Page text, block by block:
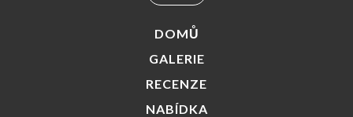
DOMŮ
GALERIE
RECENZE
NABÍDKA